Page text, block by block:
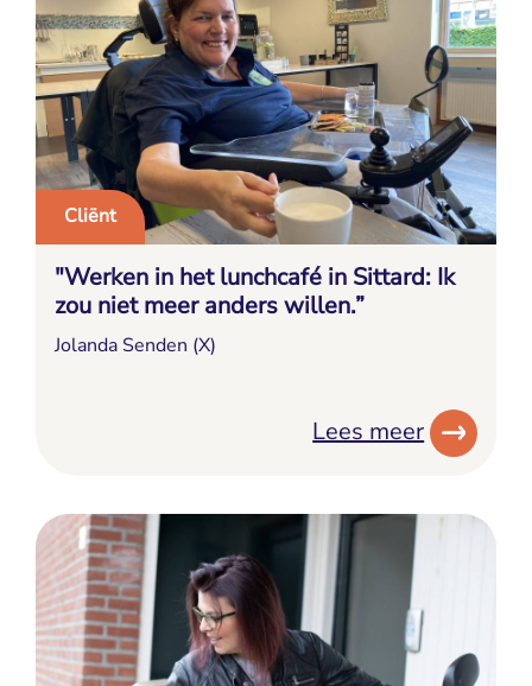
Cliënt
"Werken in het lunchcafé in Sittard: Ik
zou niet meer anders willen.”
Jolanda Senden (X)
Lees meer